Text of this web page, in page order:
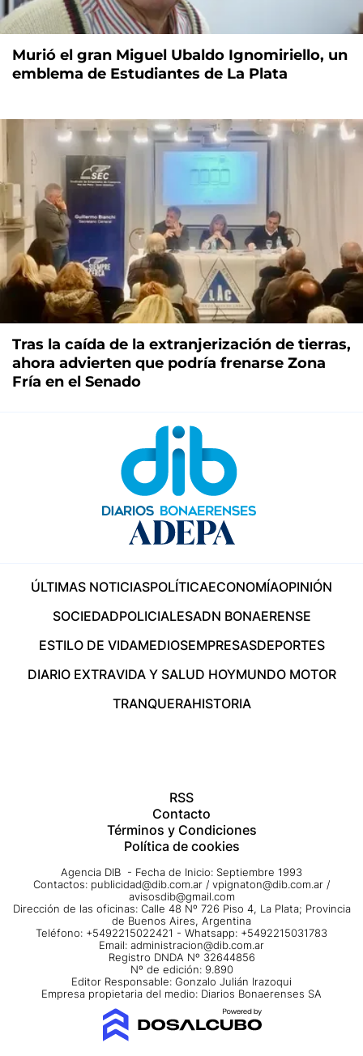
Murió el gran Miguel Ubaldo Ignomiriello, un
emblema de Estudiantes de La Plata
Tras la caída de la extranjerización de tierras,
ahora advierten que podría frenarse Zona
Fría en el Senado
ÚLTIMAS NOTICIASPOLÍTICAECONOMÍAOPINIÓN
SOCIEDADPOLICIALESADN BONAERENSE
ESTILO DE VIDAMEDIOSEMPRESASDEPORTES
DIARIO EXTRAVIDA Y SALUD HOYMUNDO MOTOR
TRANQUERAHISTORIA
RSS
Contacto
Términos y Condiciones
Política de cookies
Agencia DIB - Fecha de Inicio: Septiembre 1993
Contactos: publicidad@dib.com.ar / vpignaton@dib.com.ar /
avisosdib@gmail.com
Dirección de las oficinas: Calle 48 Nº 726 Piso 4, La Plata; Provincia
de Buenos Aires, Argentina
Teléfono: +5492215022421 - Whatsapp: +5492215031783
Email: administracion@dib.com.ar
Registro DNDA Nº 32644856
Nº de edición: 9.890
Editor Responsable: Gonzalo Julián Irazoqui
Empresa propietaria del medio: Diarios Bonaerenses SA